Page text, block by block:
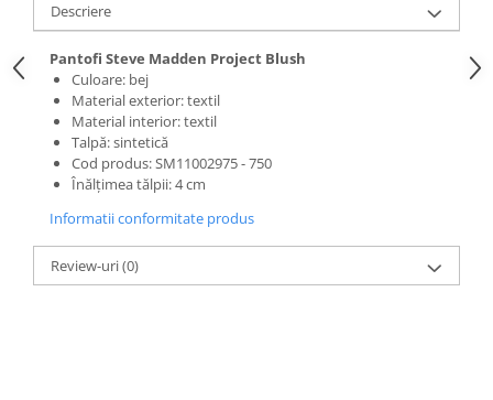
Descriere
Pantofi Steve Madden Project Blush
Culoare: bej
Material exterior: textil
Material interior: textil
Talpă: sintetică
Cod produs: SM11002975 - 750
Înălțimea tălpii: 4 cm
Informatii conformitate produs
Review-uri(0)